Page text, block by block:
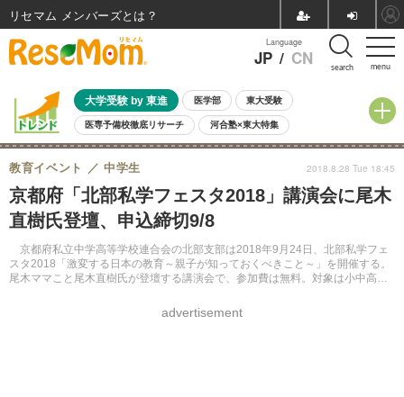
menu
Language
JP / CN search
大学受験 by 東進 医学部 東大受験
医専予備校徹底リサーチ 河合塾×東大特集
親子で考える大学選び 高校受験 中学受験 小学校受験
共通テスト 夏休み
8月開催イベント・WS 全国公立高校 過去問 人気記事
自由研究教材（小学生向け） 自由研究教材（中学生向け）
京都府「北部私学フェスタ2018」講演会に尾木
直樹氏登壇、申込締切9/8
京都府私立中学高等学校連合会の北部支部は2018年9月24日、北部私学フェ
スタ2018「激変する日本の教育～親子が知っておくべきこと～」を開催する。
尾木ママこと尾木直樹氏が登壇する講演会で、参加費は無料。対象は小中高校
教育イベント 中学生
advertisement
2018.8.28 Tue 18:45
リセマム メンバーズ